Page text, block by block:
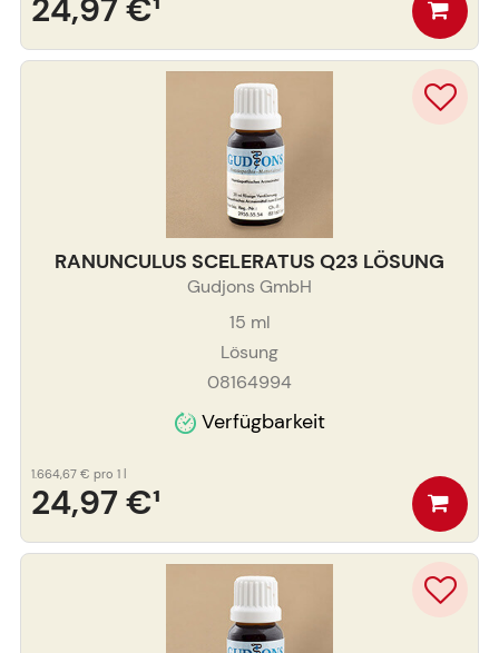
24,97 €¹
RANUNCULUS SCELERATUS Q23 LÖSUNG
Gudjons GmbH
15 ml
Lösung
08164994
Verfügbarkeit
24,97 €¹
1.664,67 € pro 1 l